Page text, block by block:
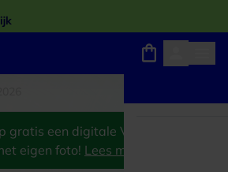
gratis een digitale VVV
eigen foto! Lees meer